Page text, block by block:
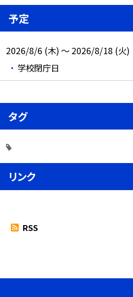
予定
2026/8/6 (木) ～ 2026/8/18 (火)
学校閉庁日
タグ
リンク
RSS